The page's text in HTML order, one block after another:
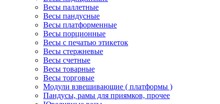
Весы паллетные
Весы пандусные
Весы платформенные
Весы порционные
Весы с печатью этикеток
Весы стержневые
Весы счетные
Весы товарные
Весы торговые
Модули взвешивающие ( платформы )
Пандусы, рамы для приямков, прочее